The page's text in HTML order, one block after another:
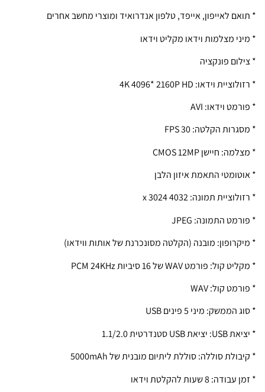
* תואם לאייפון, אייפד, טלפון אנדרואיד ומוצרי מחשב אחרים
* מיני מצלמות וידאו מקליט וידאו
* צילום פונקציה
* רזולוציית וידאו: 4K 4096* 2160P HD
* פורמט וידאו: AVI
* מסגרות הקלטה: 30 FPS
* מצלמה: חיישן CMOS 12MP
* אוטומטי התאמת איזון הלבן
* רזולוציית תמונה: 4032 x 3024
* פורמט התמונה: JPEG
* מיקרופון: מובנה (הקלטה מסונכרנת של אותות ווידאו)
* מקליט קול: פורמט WAV של 16 סיביות PCM 24KHz
* פורמט קול: WAV
* סוג הממשק: מיני 5 פינים USB
* יציאת USB: יציאת USB סטנדרטית 1.1/2.0
* קיבולת סוללה: סוללת ליתיום מובנית של 5000mAh
* זמן עבודה: 8 שעות להקלטת וידאו